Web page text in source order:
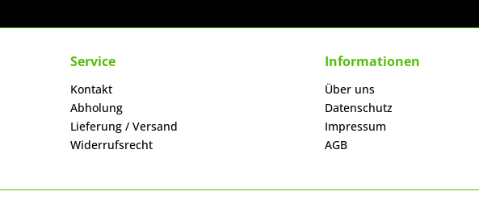
Service
Kontakt
Abholung
Lieferung / Versand
Widerrufsrecht
Informationen
Über uns
Datenschutz
Impressum
AGB